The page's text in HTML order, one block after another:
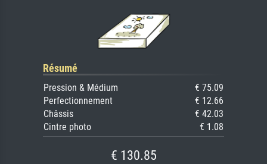
Résumé
Pression & Médium
€ 75.09
Perfectionnement
€ 12.66
Châssis
€ 42.03
Cintre photo
€ 1.08
€ 130.85